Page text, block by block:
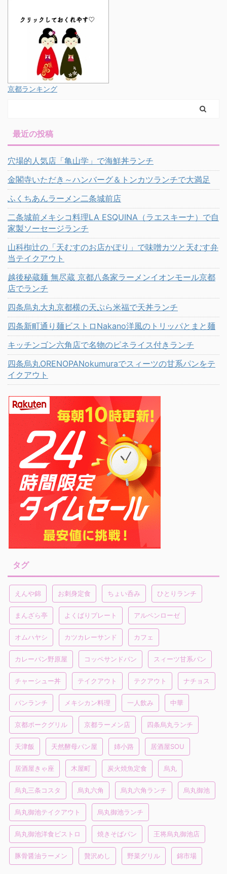
京都ランキング
最近の投稿
穴場的人気店「亀山学」で海鮮丼ランチ
金閣寺いただき～ハンバーグ＆トンカツランチで大満足
ふくちあんラーメン二条城前店
二条城前メキシコ料理LA ESQUINA（ラエスキーナ）で自
家製ソーセージランチ
山科椥辻の「天むすのお店かぽり」で味噌カツと天むす弁
当テイクアウト
越後秘蔵麺 無尽蔵 京都八条家ラーメンイオンモール京都
店でランチ
四条烏丸大丸京都横の天ぷら米福で天丼ランチ
四条新町通り麺ビストロNakano洋風のトリッパとまと麺
キッチンゴン六角店で名物のピネライス付きランチ
四条烏丸ORENOPANokumuraでスィーツの甘系パンをテ
イクアウト
タグ
えんや錦 お刺身定食 ちょい呑み ひとりランチ
まんざら亭 よくばりプレート アルペンローゼ
オムハヤシ カツカレーサンド カフェ
カレーパン野原屋 コッペサンドパン スィーツ甘系パン
チャーシュー丼 テイクアウト テクアウト ナチョス
パンランチ メキシカン料理 一人飲み 中華
京都ポークグリル 京都ラーメン店 四条烏丸ランチ
天津飯 天然酵母パン屋 姉小路 居酒屋SOU
居酒屋きゃ座 木屋町 炭火焼魚定食 烏丸
烏丸三条コスタ 烏丸六角 烏丸六角ランチ 烏丸御池
烏丸御池テイクアウト 烏丸御池ランチ
烏丸御池洋食ビストロ 焼きそばパン 王将烏丸御池店
豚骨醤油ラーメン 贅沢めし 野菜グリル 錦市場